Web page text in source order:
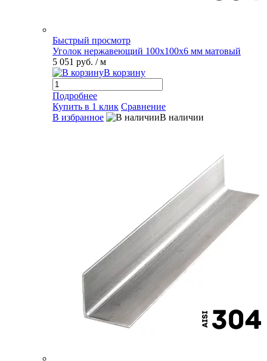
Быстрый просмотр
Уголок нержавеющий 100х100х6 мм матовый
5 051 руб. / м
В корзину
Подробнее
Купить в 1 клик Сравнение
В избранное
В наличии